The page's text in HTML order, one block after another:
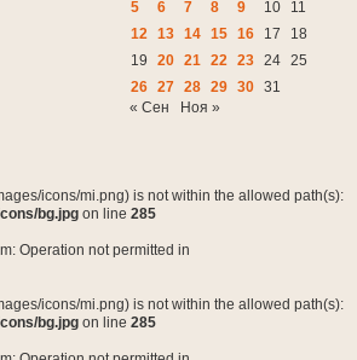
5
6 7 8 9 10
11
12 13 14 15 16 17
18
19
20 21 22 23 24 25
26 27 28 29 30 31
« Сен
Ноя »
icons/mi.png) is not within the allowed path(s):
bg.jpg on line 285
Operation not permitted in
icons/mi.png) is not within the allowed path(s):
bg.jpg on line 285